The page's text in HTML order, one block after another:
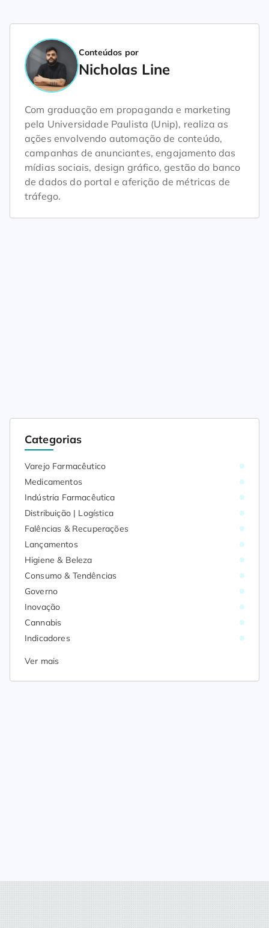
Conteúdos por
Nicholas Line
Com graduação em propaganda e marketing
pela Universidade Paulista (Unip), realiza as
ações envolvendo automação de conteúdo,
campanhas de anunciantes, engajamento das
mídias sociais, design gráfico, gestão do banco
de dados do portal e aferição de métricas de
tráfego.
Categorias
Varejo Farmacêutico
Medicamentos
Indústria Farmacêutica
Distribuição | Logística
Falências & Recuperações
Lançamentos
Higiene & Beleza
Consumo & Tendências
Governo
Inovação
Cannabis
Indicadores
Ver mais